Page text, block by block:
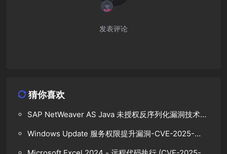
发表评论
猜你喜欢
SAP NetWeaver AS Java 未授权反序列化漏洞技术分
Windows Update 服务权限提升漏洞-CVE-2025-